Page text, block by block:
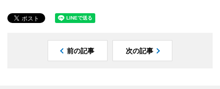
前の記事 次の記事